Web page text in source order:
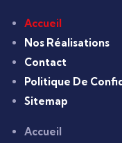
Accueil
Nos Réalisations
Contact
Politique De
Sitemap
Accueil